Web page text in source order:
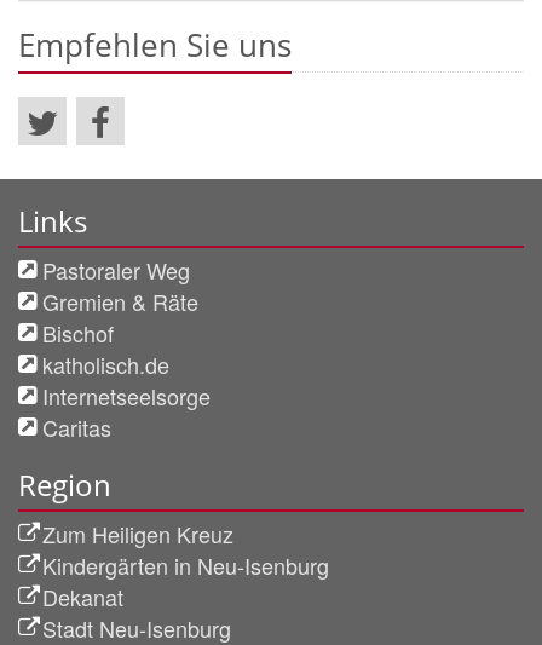
Empfehlen Sie uns
Links
Pastoraler Weg
Gremien & Räte
Bischof
katholisch.de
Internetseelsorge
Caritas
Region
Zum Heiligen Kreuz
Kindergärten in Neu-Isenburg
Dekanat
Stadt Neu-Isenburg